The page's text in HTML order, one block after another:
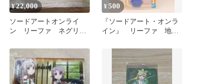
¥22,000
ソードアートオンライ
ン リーファ ネグリジ
パーツ付き
¥500
『ソードアート・オンラ
イン』 リーファ 地神
ンド